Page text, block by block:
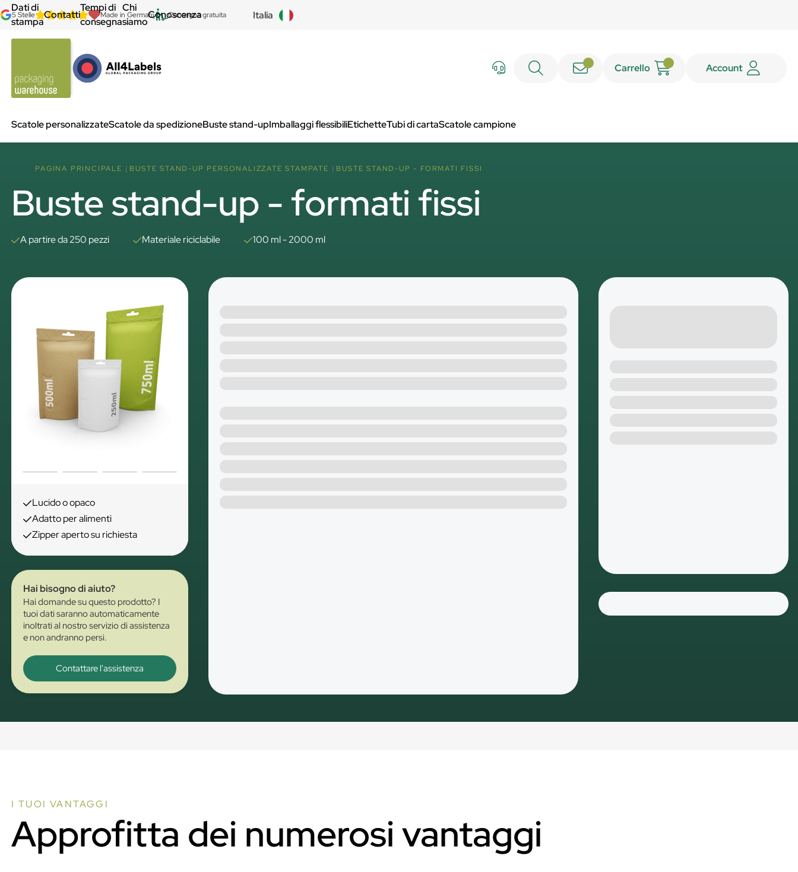
5 Stelle Made in Germany Consegna gratuita Italia
Carrello Account
Scatole personalizzateScatole da spedizioneBuste stand-upImballaggi flessibiliEtichetteTubi di cartaScatole campione
Dati di
stampa
Contatti
Tempi di
consegna
Chi
siamo
Conoscenza
PAGINA PRINCIPALE BUSTE STAND-UP PERSONALIZZATE STAMPATE BUSTE STAND-UP - FORMATI FISSI
Buste stand-up - formati fissi
A partire da 250 pezzi Materiale riciclabile 100 ml - 2000 ml
Lucido o opaco
Adatto per alimenti
Zipper aperto su richiesta
Hai bisogno di aiuto?
Hai domande su questo prodotto? I
tuoi dati saranno automaticamente
inoltrati al nostro servizio di assistenza
e non andranno persi.
Contattare l'assistenza
I TUOI VANTAGGI
Approfitta dei numerosi vantaggi